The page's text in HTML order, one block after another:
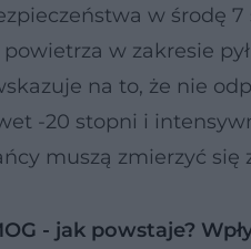
w środę
w zakresie
na to, że nie
-20 stopni i
muszą zmierzyć się
- jak powstaje?